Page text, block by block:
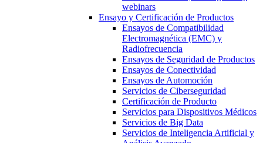
webinars
Ensayo y Certificación de Productos
Ensayos de Compatibilidad
Electromagnética (EMC) y
Radiofrecuencia
Ensayos de Seguridad de Productos
Ensayos de Conectividad
Ensayos de Automoción
Servicios de Ciberseguridad
Certificación de Producto
Servicios para Dispositivos Médicos
Servicios de Big Data
Servicios de Inteligencia Artificial y